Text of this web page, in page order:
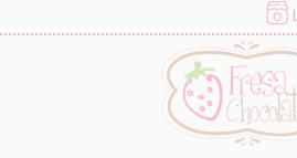
INFORMACION SOBRE LA
PROTECCIÓN DE TUS